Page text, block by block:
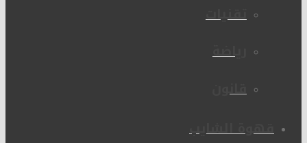
تقنيات
رياضة
قانون
قهوة الشايب